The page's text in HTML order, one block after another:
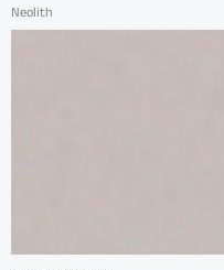
Neolith